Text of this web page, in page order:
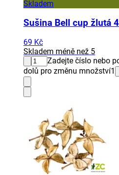
Skladem
Sušina Bell cup žlutá
69 Kč
Skladem méně než 5
Zadejte číslo nebo
dolů pro změnu množství1